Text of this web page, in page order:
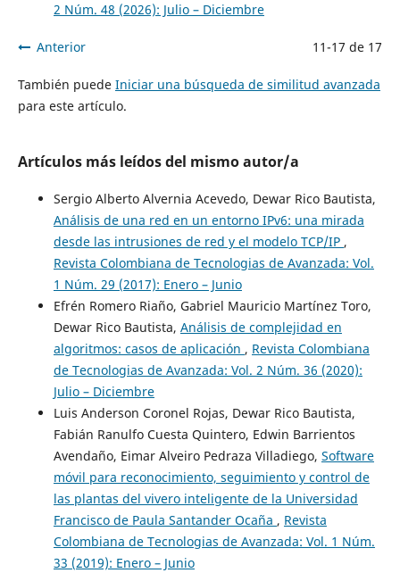
2 Núm. 48 (2026): Julio – Diciembre
Anterior 11-17 de 17
También puede Iniciar una búsqueda de similitud avanzada
para este artículo.
Artículos más leídos del mismo autor/a
Sergio Alberto Alvernia Acevedo, Dewar Rico Bautista,
Análisis de una red en un entorno IPv6: una mirada
desde las intrusiones de red y el modelo TCP/IP ,
Revista Colombiana de Tecnologias de Avanzada: Vol.
1 Núm. 29 (2017): Enero – Junio
Efrén Romero Riaño, Gabriel Mauricio Martínez Toro,
Dewar Rico Bautista, Análisis de complejidad en
algoritmos: casos de aplicación , Revista Colombiana
de Tecnologias de Avanzada: Vol. 2 Núm. 36 (2020):
Julio – Diciembre
Luis Anderson Coronel Rojas, Dewar Rico Bautista,
Fabián Ranulfo Cuesta Quintero, Edwin Barrientos
Avendaño, Eimar Alveiro Pedraza Villadiego, Software
móvil para reconocimiento, seguimiento y control de
las plantas del vivero inteligente de la Universidad
Francisco de Paula Santander Ocaña , Revista
Colombiana de Tecnologias de Avanzada: Vol. 1 Núm.
33 (2019): Enero – Junio